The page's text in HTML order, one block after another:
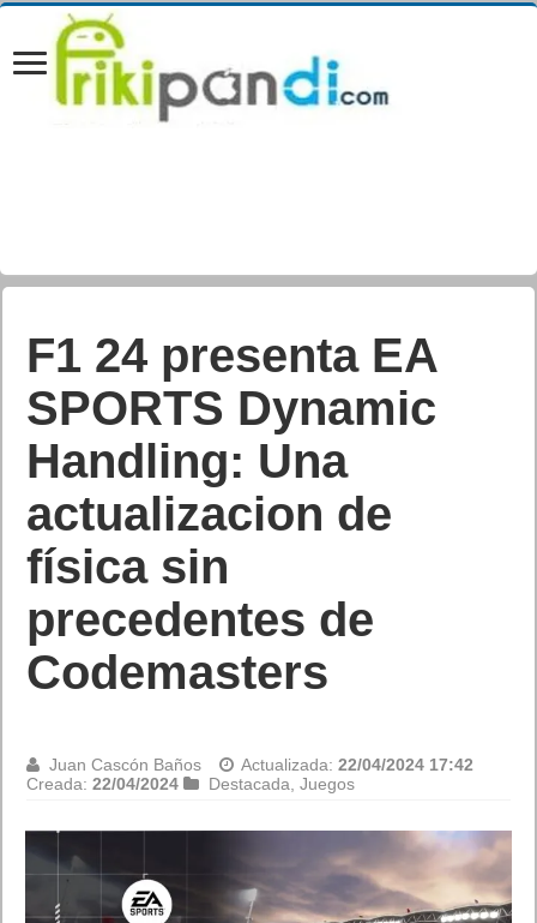
F1 24 presenta EA
SPORTS Dynamic
Handling: Una
actualizacion de
física sin
precedentes de
Codemasters
Juan Cascón Baños Actualizada:22/04/2024 17:42
Creada:22/04/2024 Destacada ,Juegos